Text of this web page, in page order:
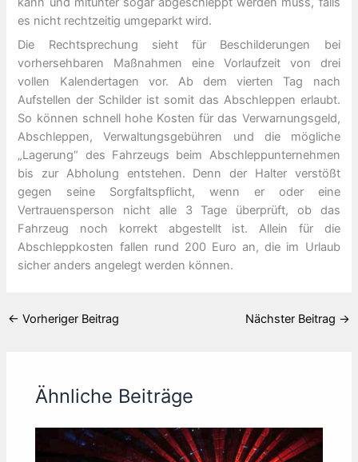
es nicht rechtzeitig umgeparkt wird.
Die Rechtsprechung sieht für Beschilderungen bei
vorhersehbaren Maßnahmen eine Vorlaufzeit von drei
vollen Kalendertagen vor. Ab dem vierten Tag nach
Aufstellen der Schilder ist somit das Abschleppen erlaubt.
So können schnell hohe Kosten für das Verwarnungsgeld,
Abschleppen, Verwaltungsgebühren und die mögliche
„Lagerung“ des Fahrzeugs beim Abschleppunternehmen
bis zur Abholung entstehen. Denn der Halter verstößt
gegen seine Sorgfaltspflicht, wenn er oder eine
Vertrauensperson nicht alle 3 Tage überprüft, ob das
Fahrzeug noch korrekt abgestellt ist. Allein für die
Abschleppkosten fallen rund 200 Euro an, die im Urlaub
sicher anders angelegt werden können.
← Vorheriger Beitrag Nächster Beitrag →
Ähnliche Beiträge